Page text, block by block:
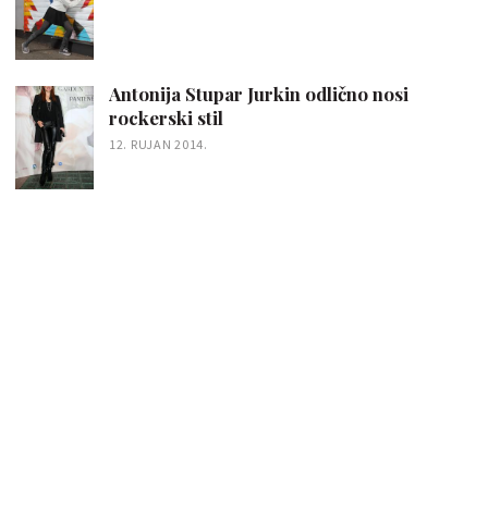
Antonija Stupar Jurkin odlično nosi
rockerski stil
12. RUJAN 2014.